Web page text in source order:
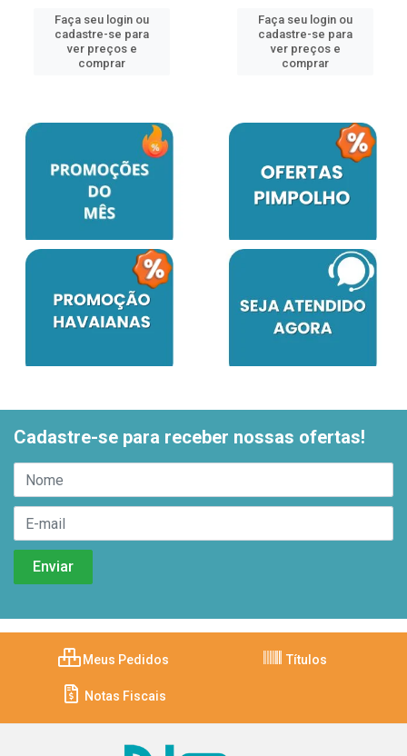
Faça seu login ou
cadastre-se para
ver preços e
comprar
Faça seu login ou
cadastre-se para
ver preços e
comprar
Cadastre-se para receber nossas ofertas!
Meus Pedidos Títulos
Notas Fiscais